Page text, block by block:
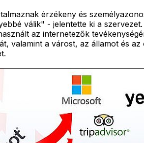
érzékeny és
válik" - jelentette ki a
az internetezők
valamint a várost, az államot és